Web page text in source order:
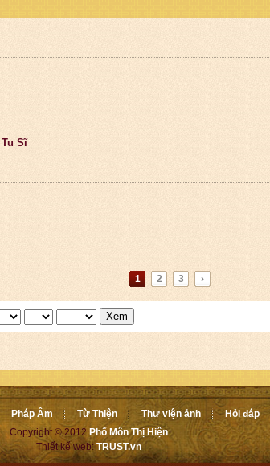
Sĩ
1 2 3 ›
Xem
Pháp Âm Từ Thiện Thư viện ảnh Hỏi đáp
Copyright © 2012 Phổ Môn Thị Hiện
Thiết kế web: TRUST.vn